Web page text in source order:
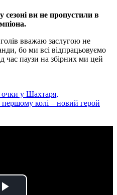
сезоні ви не пропустили в
вважаю заслугою не
бо ми всі відпрацьовуємо
час паузи на збірних ми цей
очки у Шахтаря,
першому колі – новий герой